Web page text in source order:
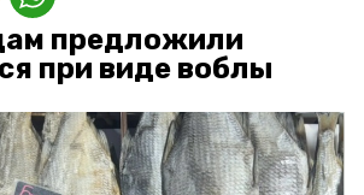
предложили
при виде воблы